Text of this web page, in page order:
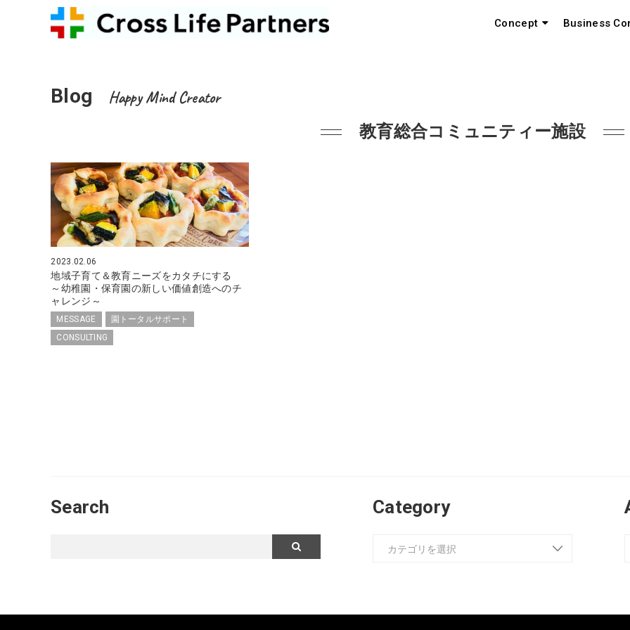
Concept Business
Blog Happy Mind Creator
教育総合コミュニティー施設
2023.02.06
地域子育て＆教育ニーズをカタチにする
～幼稚園・保育園の新しい価値創造へのチ
ャレンジ～
MESSAGE
園トータルサポート
CONSULTING
Search Category